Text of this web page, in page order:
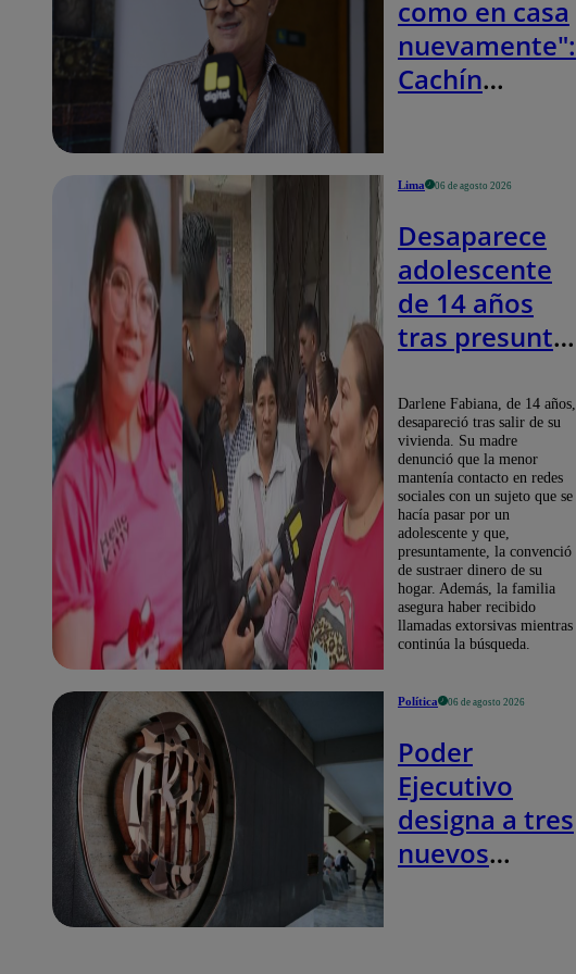
2026
como en casa
nuevamente":
Cachín
novedades de
de Yo Soy
2026
Lima 06 de agosto 2026
Desaparece
adolescente
de 14 años
tras presunto
falso menor
en Roblox
Darlene Fabiana, de 14 años,
desapareció tras salir de su
vivienda. Su madre
denunció que la menor
mantenía contacto en redes
sociales con un sujeto que se
hacía pasar por un
adolescente y que,
presuntamente, la convenció
de sustraer dinero de su
hogar. Además, la familia
asegura haber recibido
llamadas extorsivas mientras
continúa la búsqueda.
Política 06 de agosto 2026
Poder
Ejecutivo
designa a tres
nuevos